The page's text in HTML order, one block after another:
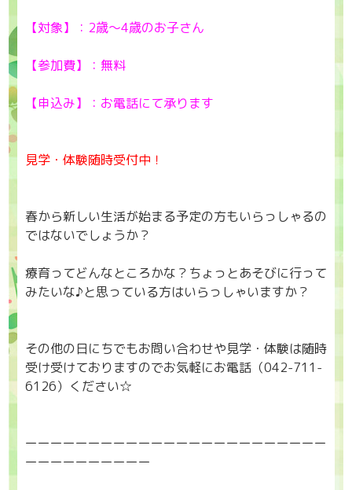
【対象】：2歳～4歳のお子さん
【参加費】：無料
【申込み】：お電話にて承ります
見学・体験随時受付中！
春から新しい生活が始まる予定の方もいらっしゃるの
ではないでしょうか？
療育ってどんなところかな？ちょっとあそびに行って
みたいな♪と思っている方はいらっしゃいますか？
その他の日にちでもお問い合わせや見学・体験は随時
受け受けておりますのでお気軽にお電話（042-711-
6126）ください☆
ーーーーーーーーーーーーーーーーーーーーーーーー
ーーーーーーーーーー